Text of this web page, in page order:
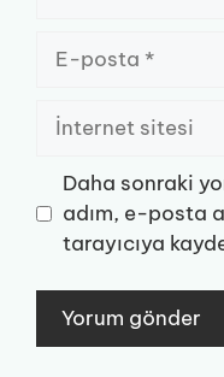
posta
İnternet
sitesi
Daha sonraki
adım, e-posta
tarayıcıya